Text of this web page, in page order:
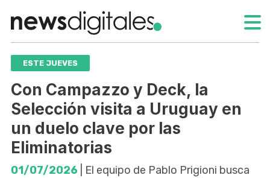
ESTE JUEVES
Con Campazzo y Deck, la
Selección visita a Uruguay en
un duelo clave por las
Eliminatorias
01/07/2026 | El equipo de Pablo Prigioni busca